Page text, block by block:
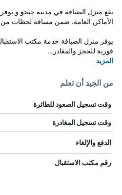
يقع منزل الضيافة في مدينة جيجو و
الأماكن العامة. ضمن مسافة لحظات من Lotte Sauna.
فورية للحجز والمغادر...
المزيد
من الجيد أن تعلم
وقت تسجيل الصعود للطائرة
وقت تسجيل المغادرة
الدفع والإلغاء
رقم مكتب الاستقبال